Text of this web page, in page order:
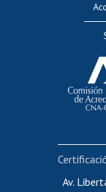
Av.